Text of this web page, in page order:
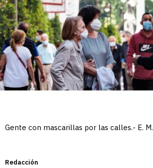
Gente con mascarillas por las calles.- E. M.
Redacción